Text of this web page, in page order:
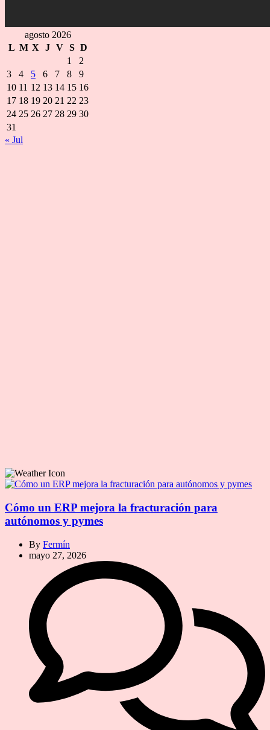
agosto 2026
L M X J V S D
1
2
3
4 5 6 7 8
9
10 11 12 13 14 15 16
17 18 19 20 21 22 23
24 25 26 27 28 29 30
31
« Jul
Cómo un ERP mejora la fracturación para
autónomos y pymes
By Fermín
mayo 27, 2026